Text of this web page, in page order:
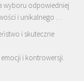
wyboru odpowiedniej
i unikalnego …
i skuteczne
i kontrowersji.